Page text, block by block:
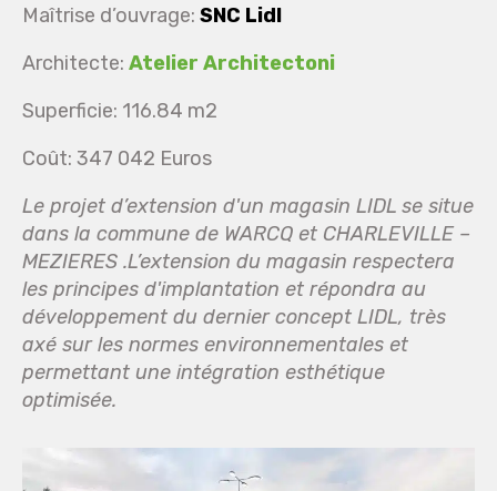
Maîtrise d’ouvrage: SNC Lidl
Architecte: Atelier Architectoni
Superficie: 116.84 m2
Coût: 347 042 Euros
Le projet d’extension d'un magasin LIDL se situe
dans la commune de WARCQ et CHARLEVILLE –
MEZIERES .L’extension du magasin respectera
les principes d'implantation et répondra au
développement du dernier concept LIDL, très
axé sur les normes environnementales et
permettant une intégration esthétique
optimisée.